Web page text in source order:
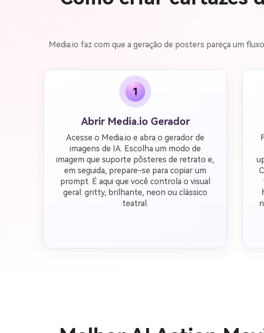
Media.io faz com que a geração de posters pareça um
1
Abrir Media.io Gerador
Acesse o Media.io e abra o gerador de
imagens de IA. Escolha um modo de
imagem que suporte pôsteres de retrato e,
em seguida, prepare-se para copiar um
prompt. É aqui que você controla o visual
geral: gritty, brilhante, neon ou clássico
teatral.